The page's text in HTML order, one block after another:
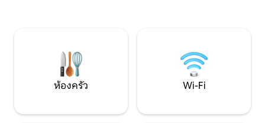
ห้องครัว Wi-Fi